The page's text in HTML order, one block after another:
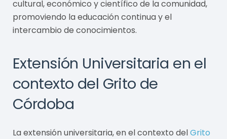
cultural, económico y científico de la comunidad,
promoviendo la educación continua y el
intercambio de conocimientos.
Extensión Universitaria en el
contexto del Grito de
Córdoba
La extensión universitaria, en el contexto delGrito